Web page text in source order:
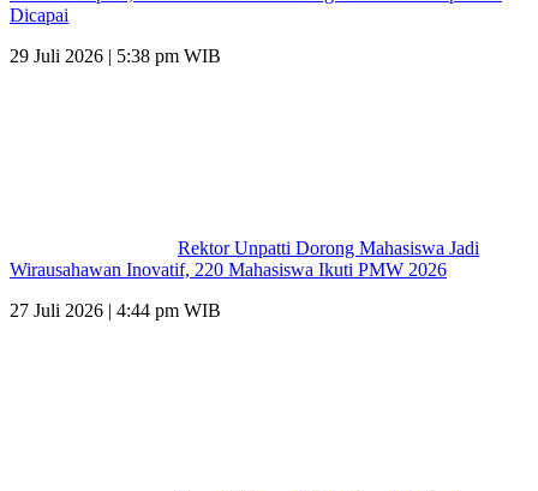
Dicapai
29 Juli 2026 | 5:38 pm WIB
Rektor Unpatti Dorong Mahasiswa Jadi
Wirausahawan Inovatif, 220 Mahasiswa Ikuti PMW 2026
27 Juli 2026 | 4:44 pm WIB